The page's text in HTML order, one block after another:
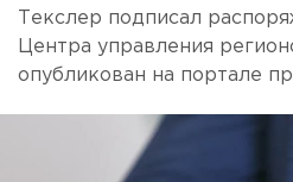
Текслер подписал
Центра управления
опубликован на портале